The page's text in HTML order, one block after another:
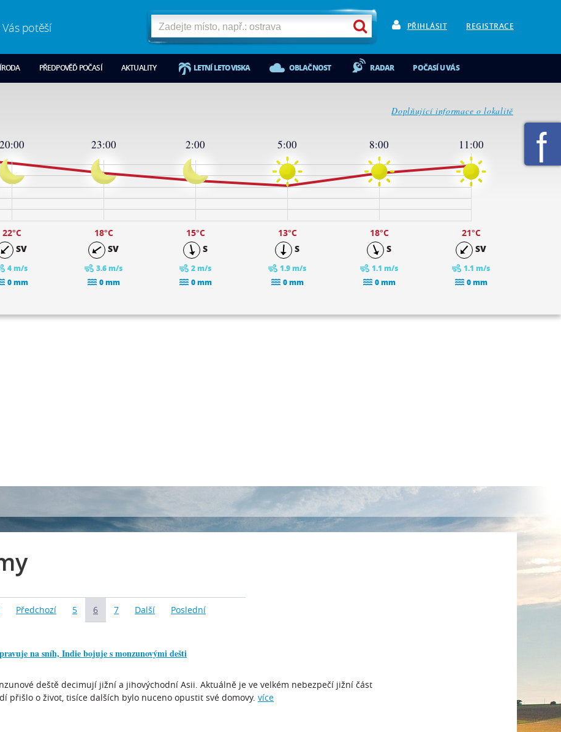
potěší PŘIHLÁSIT REGISTRACE
PŘEDPOVĚĎ POČASÍ AKTUALITY LETNÍ LETOVISKA OBLAČNOST RADAR POČASÍ U VÁS
Doplňující informace o lokalitě
20:00
22°C
SV
4 m/s
0 mm
23:00
18°C
SV
3.6 m/s
0 mm
2:00
15°C
S
2 m/s
0 mm
5:00
13°C
S
1.9 m/s
0 mm
8:00
18°C
S
1.1 m/s
0 mm
11:00
21°C
SV
1.1 m/s
0 mm
Předchozí 5 6 7 Další Poslední
na sníh, Indie bojuje s monzunovými dešti
deště decimují jižní a jihovýchodní Asii. Aktuálně je ve velkém nebezpečí jižní část
přišlo o život, tisíce dalších bylo nuceno opustit své domovy. více